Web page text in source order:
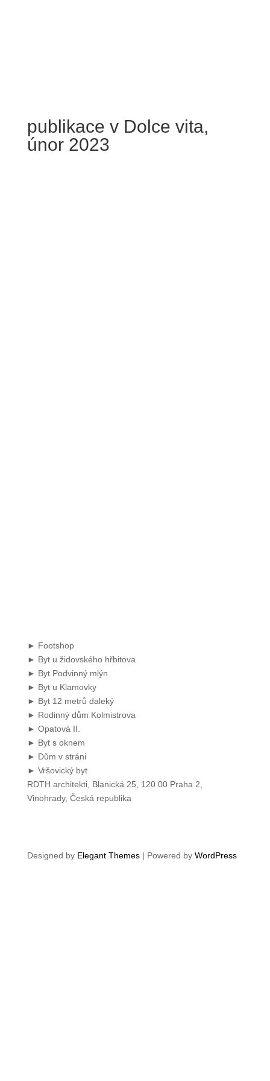
publikace v Dolce vita,
únor 2023
► Footshop
► Byt u židovského hřbitova
► Byt Podvinný mlýn
► Byt u Klamovky
► Byt 12 metrů daleký
► Rodinný dům Kolmistrova
► Opatová II.
► Byt s oknem
► Dům v stráni
► Vršovický byt
RDTH architekti, Blanická 25, 120 00 Praha 2,
Vinohrady, Česká republika
Designed by Elegant Themes| Powered by WordPress